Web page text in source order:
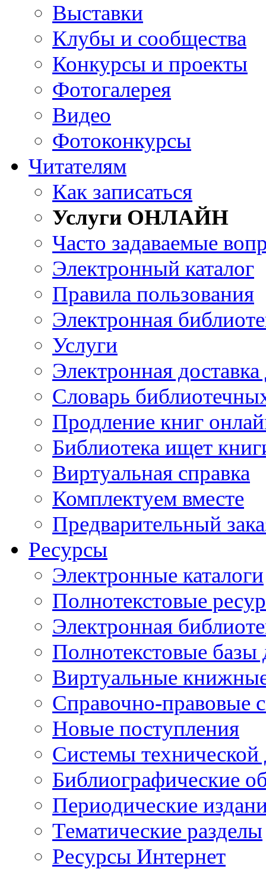
Выставки
Клубы и сообщества
Конкурсы и проекты
Фотогалерея
Видео
Фотоконкурсы
Читателям
Как записаться
Услуги ОНЛАЙН
Часто задаваемые
Электронный каталог
Правила пользования
Электронная
Услуги
Электронная
Словарь
Продление книг
Библиотека ищет
Виртуальная справка
Комплектуем вместе
Предварительный
Ресурсы
Электронные каталоги
Полнотекстовые
Электронная
Полнотекстовые
Виртуальные
Справочно-правовые
Новые поступления
Cистемы
Библиографические
Периодические
Тематические разделы
Ресурсы Интернет